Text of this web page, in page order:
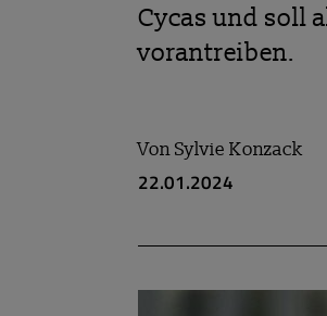
Cycas und soll
vorantreiben.
VonSylvie Konzack
22.01.2024